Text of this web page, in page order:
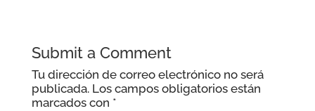
Submit a Comment
Tu dirección de correo electrónico no será
publicada. Los campos obligatorios están
marcados con *